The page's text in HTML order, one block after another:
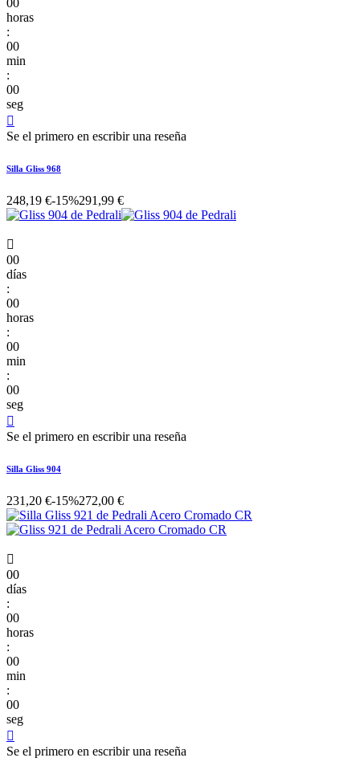
horas
:
00
min
:
00
seg

Se el primero en escribir una reseña
Silla Gliss 968
248,19 €-15%291,99 €

00
días
:
00
horas
:
00
min
:
00
seg

Se el primero en escribir una reseña
Silla Gliss 904
231,20 €-15%272,00 €

00
días
:
00
horas
:
00
min
:
00
seg

Se el primero en escribir una reseña